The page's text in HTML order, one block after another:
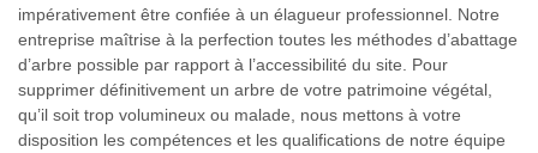
impérativement être confiée à un élagueur professionnel. Notre
entreprise maîtrise à la perfection toutes les méthodes d’abattage
d’arbre possible par rapport à l’accessibilité du site. Pour
supprimer définitivement un arbre de votre patrimoine végétal,
qu’il soit trop volumineux ou malade, nous mettons à votre
disposition les compétences et les qualifications de notre équipe